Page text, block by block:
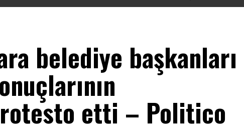
belediye başkanları
etti – Politico